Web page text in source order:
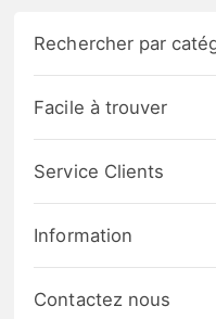
Rechercher par
Facile à trouver
Service Clients
Information
Contactez nous